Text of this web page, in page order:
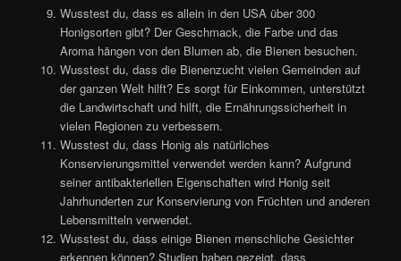
Wusstest du, dass es allein in den USA über 300
Honigsorten gibt? Der Geschmack, die Farbe und das
Aroma hängen von den Blumen ab, die Bienen besuchen.
Wusstest du, dass die Bienenzucht vielen Gemeinden auf
der ganzen Welt hilft? Es sorgt für Einkommen, unterstützt
die Landwirtschaft und hilft, die Ernährungssicherheit in
vielen Regionen zu verbessern.
Wusstest du, dass Honig als natürliches
Konservierungsmittel verwendet werden kann? Aufgrund
seiner antibakteriellen Eigenschaften wird Honig seit
Jahrhunderten zur Konservierung von Früchten und anderen
Lebensmitteln verwendet.
Wusstest du, dass einige Bienen menschliche Gesichter
erkennen können? Studien haben gezeigt, dass